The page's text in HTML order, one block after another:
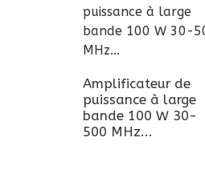
Amplificateur de
puissance à large
bande 100 W 30-
500 MHz...